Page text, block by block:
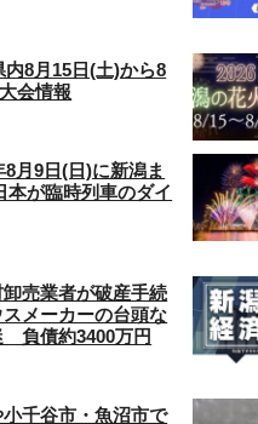
内8月15日(土)から8
会情報
8月9日(日)に新潟ま
本が臨時列車のダイ
卸売業者が破産手続
メーカーの台頭な
負債約3400万円
千谷市・魚沼市で